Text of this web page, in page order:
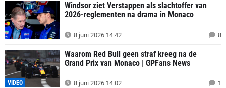
Windsor ziet Verstappen als slachtoffer van
2026-reglementen na drama in Monaco
8 juni 2026 14:42 8
VIDEO
Waarom Red Bull geen straf kreeg na de
Grand Prix van Monaco | GPFans News
8 juni 2026 14:02 1